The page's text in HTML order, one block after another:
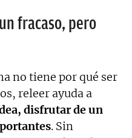
fracaso, pero
no tiene por qué ser
releer ayuda a
disfrutar de un
. Sin